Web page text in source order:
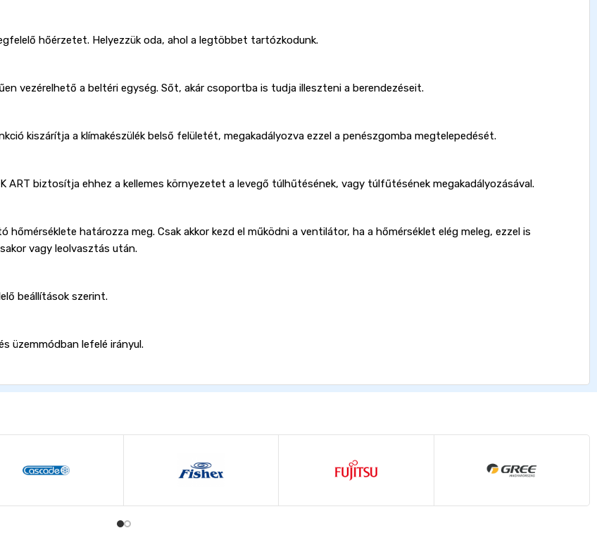
hőérzetet. Helyezzük oda, ahol a legtöbbet tartózkodunk.
vezérelhető a beltéri egység. Sőt, akár csoportba is tudja illeszteni a berendezéseit.
kiszárítja a klímakészülék belső felületét, megakadályozva ezzel a penészgomba megtelepedését.
ART biztosítja ehhez a kellemes környezetet a levegő túlhűtésének, vagy túlfűtésének megakadályozásával.
határozza meg. Csak akkor kezd el működni a ventilátor, ha a hőmérséklet elég meleg, ezzel is
vagy leolvasztás után.
beállítások szerint.
üzemmódban lefelé irányul.